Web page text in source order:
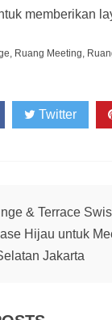
memberikan
, Ruang Meeting,
Twitter
& Terrace
Hijau untuk
Jakarta